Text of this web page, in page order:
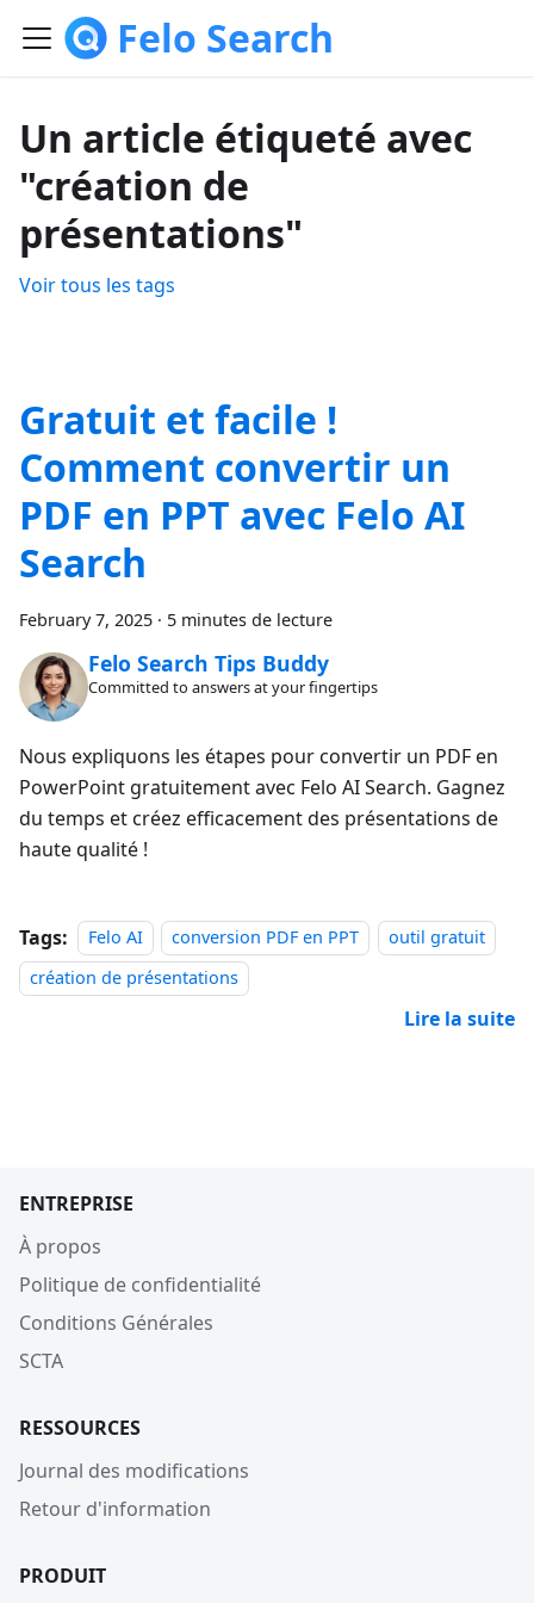
Felo Search
Un article étiqueté avec
"création de
présentations"
Voir tous les tags
Gratuit et facile !
Comment convertir un
PDF en PPT avec Felo AI
Search
February 7, 2025 · 5 minutes de lecture
Felo Search Tips Buddy
Committed to answers at your fingertips
Nous expliquons les étapes pour convertir un PDF en
PowerPoint gratuitement avec Felo AI Search. Gagnez
du temps et créez efficacement des présentations de
haute qualité !
Tags: Felo AI conversion PDF en PPT
outil gratuit
création de présentations
Lire la suite
ENTREPRISE
À propos
Politique de confidentialité
Conditions Générales
SCTA
RESSOURCES
Journal des modifications
Retour d'information
PRODUIT